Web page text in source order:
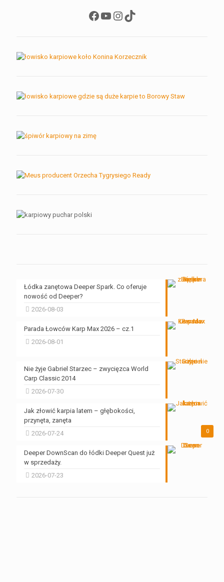
Facebook
YouTube
Instagram
TikTok
Łódka zanętowa Deeper Spark. Co oferuje
nowość od Deeper?
2026-08-03
Parada Łowców Karp Max 2026 – cz.1
2026-08-01
Nie żyje Gabriel Starzec – zwycięzca World
Carp Classic 2014
2026-07-30
0
Jak złowić karpia latem – głębokości,
przynęta, zanęta
2026-07-24
Deeper DownScan do łódki Deeper Quest już
w sprzedaży.
2026-07-23